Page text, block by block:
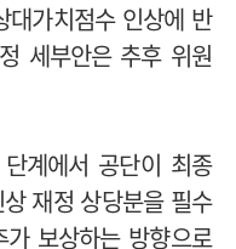
가치점수 인상에 반
세부안은 추후 위원
계에서 공단이 최종
재정 상당분을 필수
보상하는 방향으로